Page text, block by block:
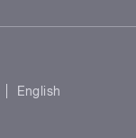
English